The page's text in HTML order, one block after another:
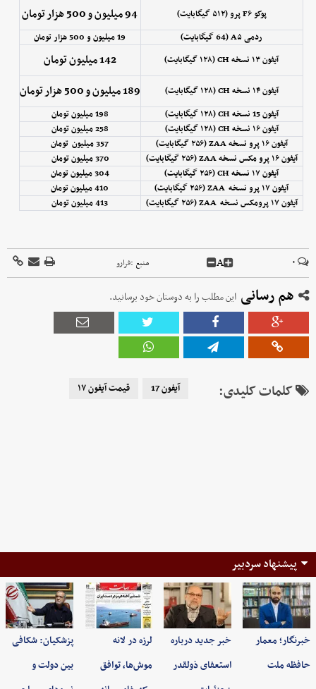
پوکو F۶ پرو (۵۱۲ گیگابایت)
94 میلیون و 500 هزار تومان
ردمی A۵ (64 گیگابایت)
19 میلیون و 500 هزار تومان
آیفون ۱۳ نسخه CH (۱۲۸ گیگابایت)
142 میلیون تومان
آیفون ۱۴ نسخه CH (۱۲۸ گیگابایت) 189 میلیون و 500 هزار تومان
آیفون 15 نسخه CH (۱۲۸ گیگابایت)
198 میلیون تومان
آیفون ۱۶ نسخه CH (۱۲۸ گیگابایت)
258 میلیون تومان
آیفون ۱۶ پرو نسخه ZAA (۲۵۶ گیگابایت)
357 میلیون تومان
آیفون ۱۶ پرو مکس نسخه ZAA (۲۵۶ گیگابایت)
370 میلیون تومان
آیفون ۱۷ نسخه CH (۲۵۶ گیگابایت)
304 میلیون تومان
آیفون ۱۷ پرو نسخه ZAA (۲۵۶ گیگابایت)
410 میلیون تومان
آیفون ۱۷ پرومکس نسخه ZAA (۲۵۶ گیگابایت)
413 میلیون تومان
۰ A منبع :فرارو
هم رسانی این مطلب را به دوستان خود برسانید.
کلمات کلیدی: آیفون 17 قیمت آیفون ۱۷
پیشنهاد سردبیر
خبرنگار؛ معمار
حافظه ملت
خبر جدید درباره
استعفای ذولقدر
لرزه در لانه
موش‌ها، توافق
پزشکیان: شکافی
بین دولت و